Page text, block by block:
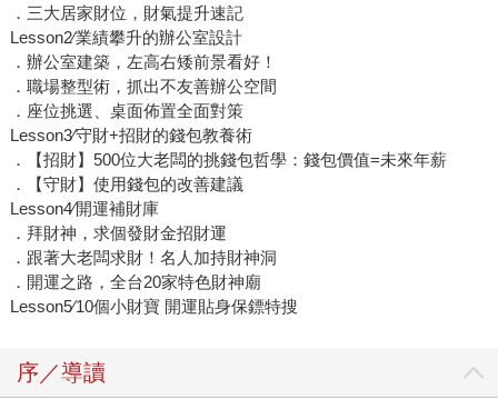
．三大居家財位，財氣提升速記
Lesson2∕業績攀升的辦公室設計
．辦公室建築，左高右矮前景看好！
．職場整型術，抓出不友善辦公空間
．座位挑選、桌面佈置全面對策
Lesson3∕守財+招財的錢包教養術
．【招財】500位大老闆的挑錢包哲學：錢包價值=未來年薪
．【守財】使用錢包的改善建議
Lesson4∕開運補財庫
．拜財神，求個發財金招財運
．跟著大老闆求財！名人加持財神洞
．開運之路，全台20家特色財神廟
Lesson5∕10個小財寶 開運貼身保鏢特搜
序／導讀